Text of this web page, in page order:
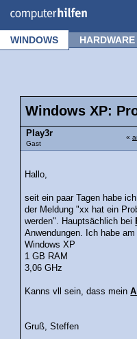
WINDOWS HARDWARE
Windows XP:
Play3r
Gast
«
Hallo,
seit ein paar Tagen habe
der Meldung "xx hat ein
werden". Hauptsächlich bei
Anwendungen. Ich habe
Windows XP
1 GB RAM
3,06 GHz
Kanns vll sein, dass mein
Gruß, Steffen